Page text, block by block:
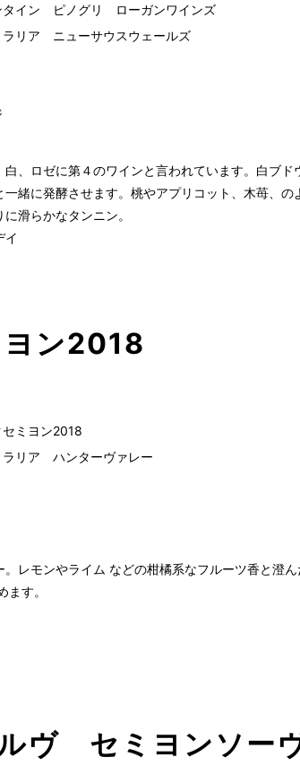
タイン ピノグリ ローガンワインズ
ラリア ニューサウスウェールズ
、ロゼに第４のワインと言われています。白ブド
緒に発酵させます。桃やアプリコット、木苺、の
滑らかなタンニン。
イ
ン2018
セミヨン2018
ラリア ハンターヴァレー
レモンやライム などの柑橘系なフルーツ香と澄ん
す。
ヴ セミヨンソー